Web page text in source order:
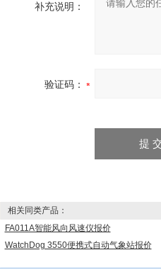
补充说明：
验证码：
相关同类产品：
FA011A智能风向风速仪报价
WatchDog 3550便携式自动气象站报价